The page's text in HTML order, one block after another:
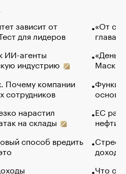
зависит от
для лидеров
ИИ-агенты
индустрию
Почему компании
сотрудников
нарастил
на склады
способ вредить
«От
глава
Маск в
основ
ЕС
нефти
Что